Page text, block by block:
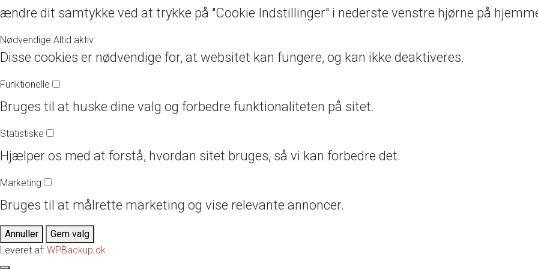
ændre dit samtykke ved at trykke på "Cookie Indstillinger" i nederste venstre hjørne på
Nødvendige Altid aktiv
Disse cookies er nødvendige for, at websitet kan fungere, og kan ikke deaktiveres.
Funktionelle
Bruges til at huske dine valg og forbedre funktionaliteten på sitet.
Statistiske
Hjælper os med at forstå, hvordan sitet bruges, så vi kan forbedre det.
Marketing
Bruges til at målrette marketing og vise relevante annoncer.
Annuller
Gem valg
Leveret af: WPBackup.dk